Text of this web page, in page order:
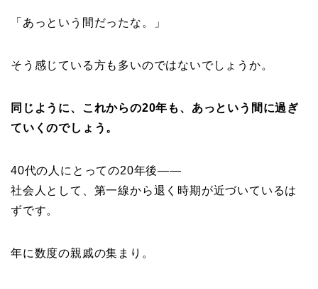
「あっという間だったな。」
そう感じている方も多いのではないでしょうか。
同じように、 これからの20年も、あっという間に過ぎ
ていくのでしょう。
40代の人にとっての20年後——
社会人として、第一線から退く時期が近づいているは
ずです。
年に数度の親戚の集まり。